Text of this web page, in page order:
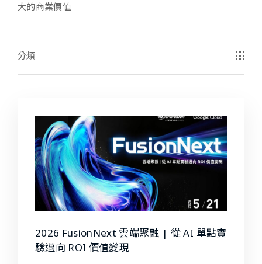
大的商業價值
分類
2026 FusionNext 雲端聚融 | 從 AI 單點實
驗邁向 ROI 價值變現